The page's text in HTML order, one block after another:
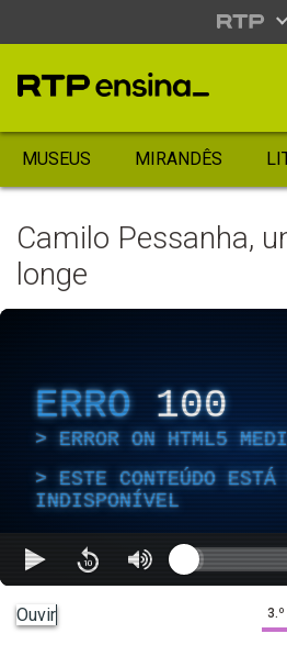
MUSEUS MIRANDÊS
Camilo Pessanha,
longe
ERRO 100
ERROR ON HTML5
ESTE CONTEÚDO ESTÁ
INDISPONÍVEL
Ouvir 3.º